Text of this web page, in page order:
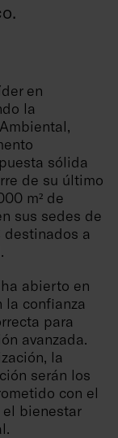
en
la
sólida
de su último
m² de
sus sedes de
destinados a
abierto en
la confianza
para
avanzada.
la
serán los
con el
bienestar